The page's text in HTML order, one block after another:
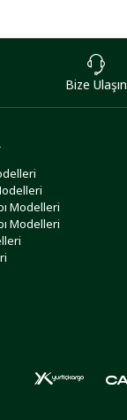
Bize Ulaşın
Modelleri
Modelleri